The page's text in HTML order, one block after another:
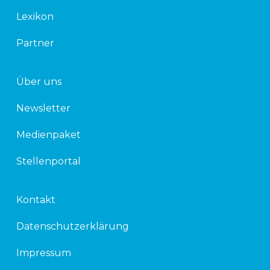
Lexikon
Partner
Über uns
Newsletter
Medienpaket
Stellenportal
Kontakt
Datenschutzerklärung
Impressum